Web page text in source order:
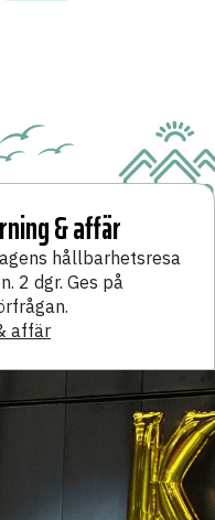
& affär
hållbarhetsresa
2 dgr. Ges på
affär